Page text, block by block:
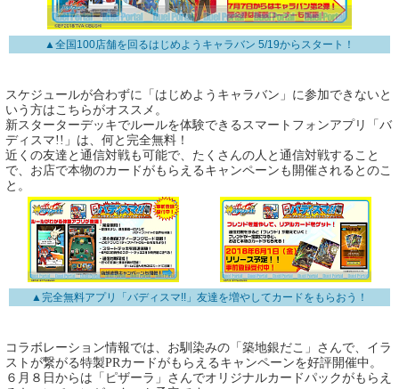
▲全国100店舗を回るはじめようキャラバン 5/19からスタート！
スケジュールが合わずに「はじめようキャラバン」に参加できないと
いう方はこちらがオススメ。
新スターターデッキでルールを体験できるスマートフォンアプリ「バ
ディスマ!!」は、何と完全無料！
近くの友達と通信対戦も可能で、たくさんの人と通信対戦すること
で、お店で本物のカードがもらえるキャンペーンも開催されるとのこ
と。
▲完全無料アプリ「バディスマ!!」友達を増やしてカードをもらおう！
コラボレーション情報では、お馴染みの「築地銀だこ」さんで、イラ
ストが繋がる特製PRカードがもらえるキャンペーンを好評開催中。
６月８日からは「ピザーラ」さんでオリジナルカードパックがもらえ